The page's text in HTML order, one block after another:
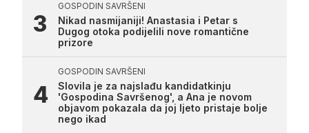
GOSPODIN SAVRŠENI
Nikad nasmijaniji! Anastasia i Petar s
Dugog otoka podijelili nove romantične
prizore
GOSPODIN SAVRŠENI
Slovila je za najslađu kandidatkinju
'Gospodina Savršenog', a Ana je novom
objavom pokazala da joj ljeto pristaje bolje
nego ikad